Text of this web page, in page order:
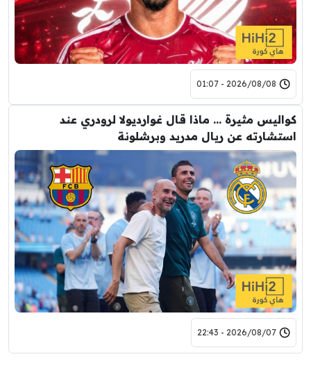
2026/08/08 - 01:07
كواليس مثيرة … ماذا قال غوارديولا لرودري عند
استشارته عن ريال مدريد وبرشلونة
2026/08/07 - 22:43